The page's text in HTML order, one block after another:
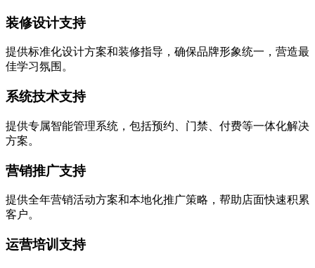
装修设计支持
提供标准化设计方案和装修指导，确保品牌形象统一，营造最
佳学习氛围。
系统技术支持
提供专属智能管理系统，包括预约、门禁、付费等一体化解决
方案。
营销推广支持
提供全年营销活动方案和本地化推广策略，帮助店面快速积累
客户。
运营培训支持